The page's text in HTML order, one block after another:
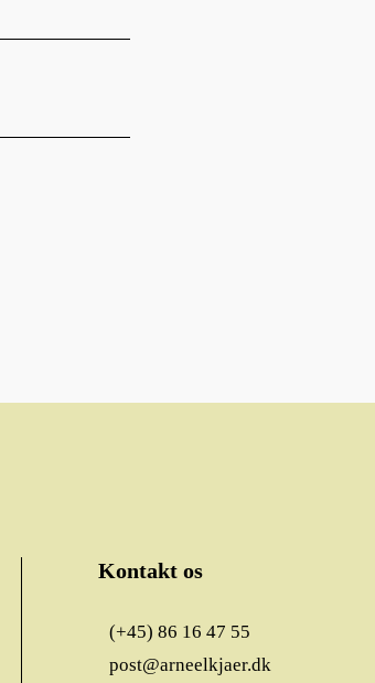
Kontakt os
(+45) 86 16 47 55
post@arneelkjaer.dk